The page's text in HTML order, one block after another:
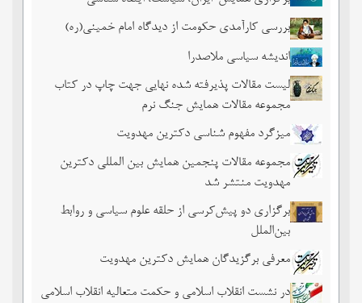
بررسی کارآمدی حکومت از دیدگاه امام خمینی(ره)
اندیشه سیاسی ملاصدرا
لیست مقالات پذیرفته شده نهایی جهت چاپ در کتاب
مجموعه مقالات همایش جنگ نرم
میزگرد مفهوم شناسی دکترین مهدویت
مجموعه مقالات پنجمین همایش بین المللی دکترین
مهدویت منتشر شد
برگزاری دو پیش‌کرسی از حلقه علوم سیاسی و روابط
بین‌الملل
معرفی برگزیدگان همایش دکترین مهدویت
در نشست انقلاب اسلامی و حکمت متعالیه انقلاب اسلامی